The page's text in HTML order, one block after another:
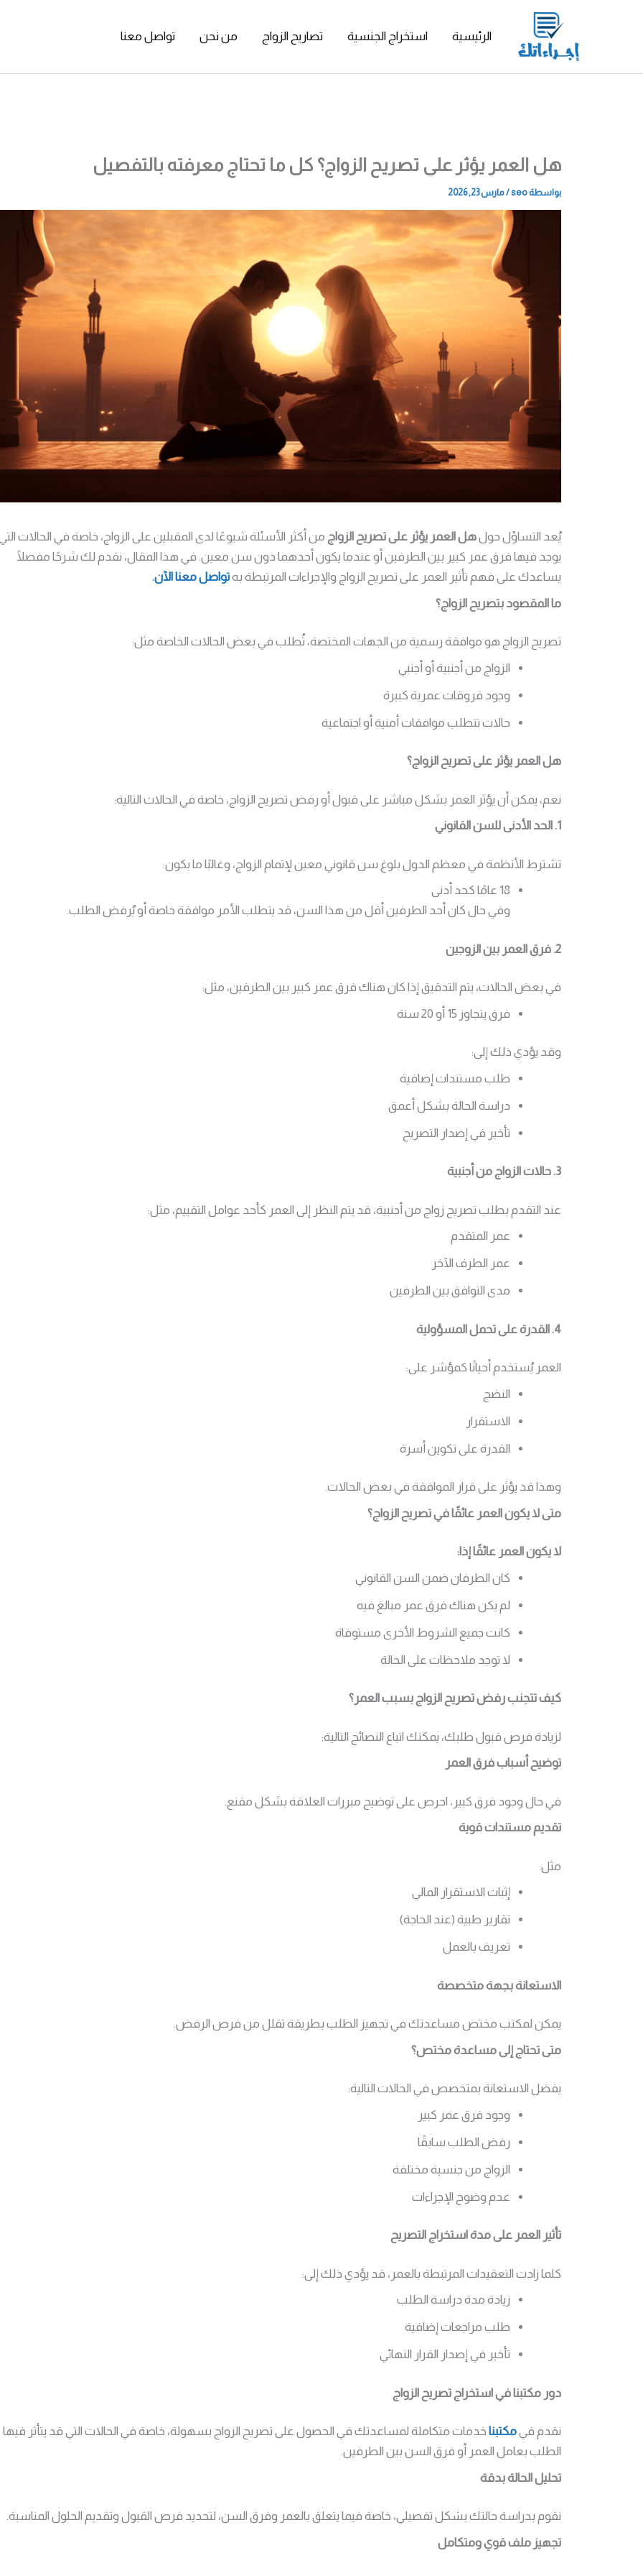
الرئيسية استخراج الجنسية تصاريح الزواج من نحن تواصل معنا
هل العمر يؤثر على تصريح الزواج؟ كل ما تحتاج معرفته بالتفصيل
بواسطة seo
/مارس 23, 2026
يُعد التساؤل حولهل العمر يؤثر على تصريح الزواج من أكثر الأسئلة شيوعًا لدى المقبلين على الزواج، خاصة في الحالات
يوجد فيها فرق عمر كبير بين الطرفين أو عندما يكون أحدهما دون سن معين. في هذا المقال، نقدم لك شرحًا مفصلًا
يساعدك على فهم تأثير العمر على تصريح الزواج والإجراءات المرتبطة بهتواصل معنا الآن.
ما المقصود بتصريح الزواج؟
تصريح الزواج هو موافقة رسمية من الجهات المختصة، تُطلب في بعض الحالات الخاصة مثل:
الزواج من أجنبية أو أجنبي
وجود فروقات عمرية كبيرة
حالات تتطلب موافقات أمنية أو اجتماعية
هل العمر يؤثر على تصريح الزواج؟
نعم، يمكن أن يؤثر العمر بشكل مباشر على قبول أو رفض تصريح الزواج، خاصة في الحالات التالية:
1. الحد الأدنى للسن القانوني
تشترط الأنظمة في معظم الدول بلوغ سن قانوني معين لإتمام الزواج، وغالبًا ما يكون:
18 عامًا كحد أدنى
وفي حال كان أحد الطرفين أقل من هذا السن، قد يتطلب الأمر موافقة خاصة أو يُرفض الطلب.
2. فرق العمر بين الزوجين
في بعض الحالات، يتم التدقيق إذا كان هناك فرق عمر كبير بين الطرفين، مثل:
فرق يتجاوز 15 أو 20 سنة
وقد يؤدي ذلك إلى:
طلب مستندات إضافية
دراسة الحالة بشكل أعمق
تأخير في إصدار التصريح
3. حالات الزواج من أجنبية
عند التقدم بطلب تصريح زواج من أجنبية، قد يتم النظر إلى العمر كأحد عوامل التقييم، مثل:
عمر المتقدم
عمر الطرف الآخر
مدى التوافق بين الطرفين
4. القدرة على تحمل المسؤولية
العمر يُستخدم أحيانًا كمؤشر على:
النضج
الاستقرار
القدرة على تكوين أسرة
وهذا قد يؤثر على قرار الموافقة في بعض الحالات.
متى لا يكون العمر عائقًا في تصريح الزواج؟
لا يكون العمر عائقًا إذا:
كان الطرفان ضمن السن القانوني
لم يكن هناك فرق عمر مبالغ فيه
كانت جميع الشروط الأخرى مستوفاة
لا توجد ملاحظات على الحالة
كيف تتجنب رفض تصريح الزواج بسبب العمر؟
لزيادة فرص قبول طلبك، يمكنك اتباع النصائح التالية:
توضيح أسباب فرق العمر
في حال وجود فرق كبير، احرص على توضيح مبررات العلاقة بشكل مقنع.
تقديم مستندات قوية
مثل:
إثبات الاستقرار المالي
تقارير طبية (عند الحاجة)
تعريف بالعمل
الاستعانة بجهة متخصصة
يمكن لمكتب مختص مساعدتك في تجهيز الطلب بطريقة تقلل من فرص الرفض.
متى تحتاج إلى مساعدة مختص؟
يفضل الاستعانة بمتخصص في الحالات التالية:
وجود فرق عمر كبير
رفض الطلب سابقًا
الزواج من جنسية مختلفة
عدم وضوح الإجراءات
تأثير العمر على مدة استخراج التصريح
كلما زادت التعقيدات المرتبطة بالعمر، قد يؤدي ذلك إلى:
زيادة مدة دراسة الطلب
طلب مراجعات إضافية
تأخير في إصدار القرار النهائي
دور مكتبنا في استخراج تصريح الزواج
نقدم فيمكتبنا خدمات متكاملة لمساعدتك في الحصول على تصريح الزواج بسهولة، خاصة في الحالات التي قد يتأثر فيها
الطلب بعامل العمر أو فرق السن بين الطرفين.
تحليل الحالة بدقة
نقوم بدراسة حالتك بشكل تفصيلي، خاصة فيما يتعلق بالعمر وفرق السن، لتحديد فرص القبول وتقديم الحلول المناسبة.
تجهيز ملف قوي ومتكامل